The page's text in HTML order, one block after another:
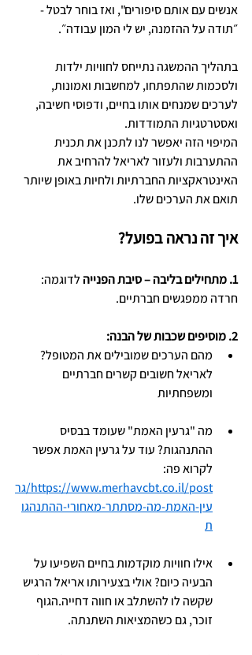
אנשים עם אותם סיפורים", ואז בוחר לבטל -
״תודה על ההזמנה, יש לי המון עבודה״.
בתהליך ההמשגה נתייחס לחוויות ילדות
ולסכמות שהתפתחו, למחשבות ואמונות,
לערכים שמנחים אותו בחיים, ודפוסי חשיבה,
ואסטרטגיות התמודדות.
המיפוי הזה יאפשר לנו לתכנן את תכנית
ההתערבות ולעזור לאריאל להרחיב את
האינטראקציות החברתיות ולחיות באופן שיותר
תואם את הערכים שלו.
איך זה נראה בפועל?
1. מתחילים בליבה – סיבת הפנייה
לדוגמה:
חרדה ממפגשים חברתיים.
2. מוסיפים שכבות של הבנה:
מהם הערכים שמובילים את המטופל?
לאריאל חשובים קשרים חברתיים
ומשפחתיות
מה "גרעין האמת" שעומד בבסיס
ההתנהגות? עוד על גרעין האמת אפשר
לקרוא פה:
https://www.merhavcbt.co.il/post/גר
עין-האמת-מה-מסתתר-מאחורי-ההתנהגו
ת
אילו חוויות מוקדמות בחיים השפיעו על
הבעיה כיום? אולי בצעירותו אריאל הרגיש
שקשה לו להשתלב או חווה דחייה.הגוף
זוכר, גם כשהמציאות השתנתה.